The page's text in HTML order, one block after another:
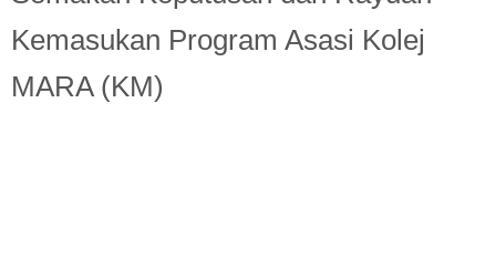
Kerjaya
Biasiswa
Kemasukan Program Asasi Kolej
MARA (KM)